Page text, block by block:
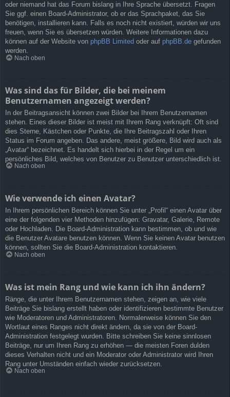
oder niemand hat das Forum bislang in Ihre Sprache übersetzt. Fragen
Sie ggf. einen Board-Administrator, ob er das Sprachpaket, das Sie
benötigen, installieren kann. Falls es noch nicht existiert, würden wir uns
freuen, wenn Sie es übersetzen würden. Weitere Informationen dazu
können auf der Website von phpBB Limited oder auf phpBB.de gefunden
werden.
Nach oben
Was sind das für Bilder, die bei meinem
Benutzernamen angezeigt werden?
In der Beitragsansicht können zwei Bilder bei Ihrem Benutzernamen
stehen. Eines dieser Bilder ist meist mit Ihrem Rang verknüpft: Oft sind
dies Sterne, Kästchen oder Punkte, die Ihre Beitragszahl oder Ihren
Status im Forum angeben. Das andere, meist größere, Bild wird auch als
„Avatar“ bezeichnet. Es handelt sich hierbei in der Regel um ein
persönliches Bild, welches von Benutzer zu Benutzer unterschiedlich ist.
Nach oben
Wie verwende ich einen Avatar?
In Ihrem persönlichen Bereich können Sie unter „Profil“ einen Avatar über
eine der folgenden vier Methoden hinzufügen: Gravatar, Galerie, Remote
oder Hochladen. Die Board-Administration kann bestimmen, ob und wie
die Benutzer Avatare benutzen können. Wenn Sie keinen Avatar benutzen
können, sollten Sie die Board-Administration kontaktieren.
Nach oben
Was ist mein Rang und wie kann ich ihn ändern?
Ränge, die unter Ihrem Benutzernamen stehen, zeigen an, wie viele
Beiträge Sie bislang erstellt haben oder identifizieren bestimmte Benutzer
wie Moderatoren und Administratoren. Normalerweise können Sie den
Wortlaut eines Ranges nicht direkt ändern, da sie von der Board-
Administration festgelegt wurden. Bitte schreiben Sie keine sinnlosen
Beiträge, nur um Ihren Rang zu erhöhen — die meisten Foren dulden
dieses Verhalten nicht und ein Moderator oder Administrator wird Ihren
Rang unter Umständen einfach wieder zurücksetzen.
Nach oben